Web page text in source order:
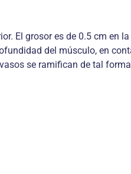
El grosor es de 0.5 cm en
del músculo, en
se ramifican de tal